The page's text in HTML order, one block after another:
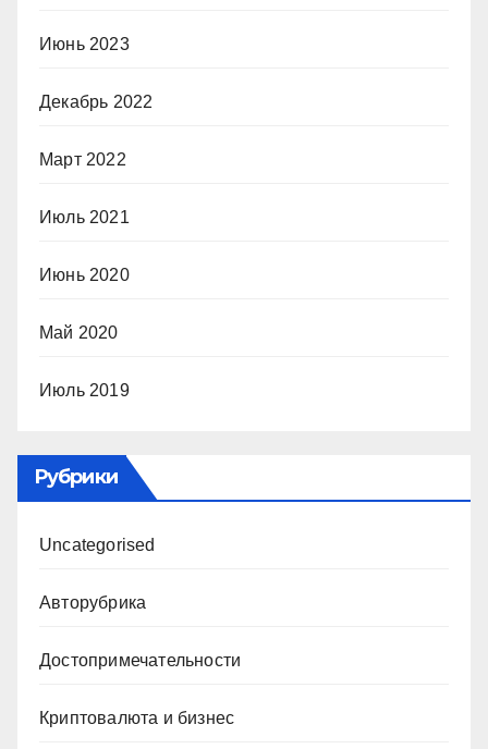
Июнь 2023
Декабрь 2022
Март 2022
Июль 2021
Июнь 2020
Май 2020
Июль 2019
Рубрики
Uncategorised
Авторубрика
Достопримечательности
Криптовалюта и бизнес